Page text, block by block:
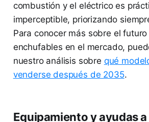
combustión y el eléctrico es
imperceptible, priorizando
Para conocer más sobre el
enchufables en el mercado,
nuestro análisis sobre qué
venderse después de 2035.
Equipamiento y ayudas a